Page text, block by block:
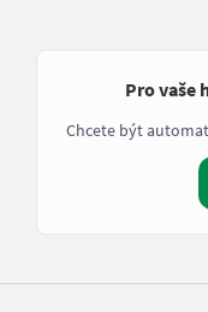
Pro vaše
Chcete být